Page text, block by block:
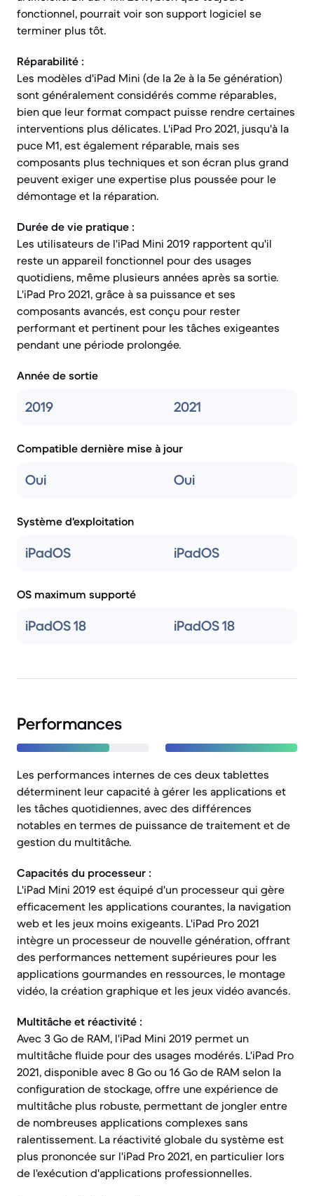
fonctionnel, pourrait voir son support logiciel se
terminer plus tôt.
Réparabilité :
Les modèles d'iPad Mini (de la 2e à la 5e génération)
sont généralement considérés comme réparables,
bien que leur format compact puisse rendre certaines
interventions plus délicates. L'iPad Pro 2021, jusqu'à la
puce M1, est également réparable, mais ses
composants plus techniques et son écran plus grand
peuvent exiger une expertise plus poussée pour le
démontage et la réparation.
Durée de vie pratique :
Les utilisateurs de l'iPad Mini 2019 rapportent qu'il
reste un appareil fonctionnel pour des usages
quotidiens, même plusieurs années après sa sortie.
L'iPad Pro 2021, grâce à sa puissance et ses
composants avancés, est conçu pour rester
performant et pertinent pour les tâches exigeantes
pendant une période prolongée.
Année de sortie
2019 2021
Compatible dernière mise à jour
Oui Oui
Système d'exploitation
iPadOS iPadOS
OS maximum supporté
iPadOS 18 iPadOS 18
Performances
Les performances internes de ces deux tablettes
déterminent leur capacité à gérer les applications et
les tâches quotidiennes, avec des différences
notables en termes de puissance de traitement et de
gestion du multitâche.
Capacités du processeur :
L'iPad Mini 2019 est équipé d'un processeur qui gère
efficacement les applications courantes, la navigation
web et les jeux moins exigeants. L'iPad Pro 2021
intègre un processeur de nouvelle génération, offrant
des performances nettement supérieures pour les
applications gourmandes en ressources, le montage
vidéo, la création graphique et les jeux vidéo avancés.
Multitâche et réactivité :
Avec 3 Go de RAM, l'iPad Mini 2019 permet un
multitâche fluide pour des usages modérés. L'iPad Pro
2021, disponible avec 8 Go ou 16 Go de RAM selon la
configuration de stockage, offre une expérience de
multitâche plus robuste, permettant de jongler entre
de nombreuses applications complexes sans
ralentissement. La réactivité globale du système est
plus prononcée sur l'iPad Pro 2021, en particulier lors
de l'exécution d'applications professionnelles.